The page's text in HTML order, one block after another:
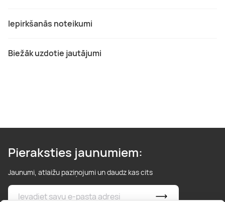
Iepirkšanās noteikumi
Biežāk uzdotie jautājumi
Pieraksties jaunumiem:
Jaunumi, atlaižu paziņojumi un daudz kas cits